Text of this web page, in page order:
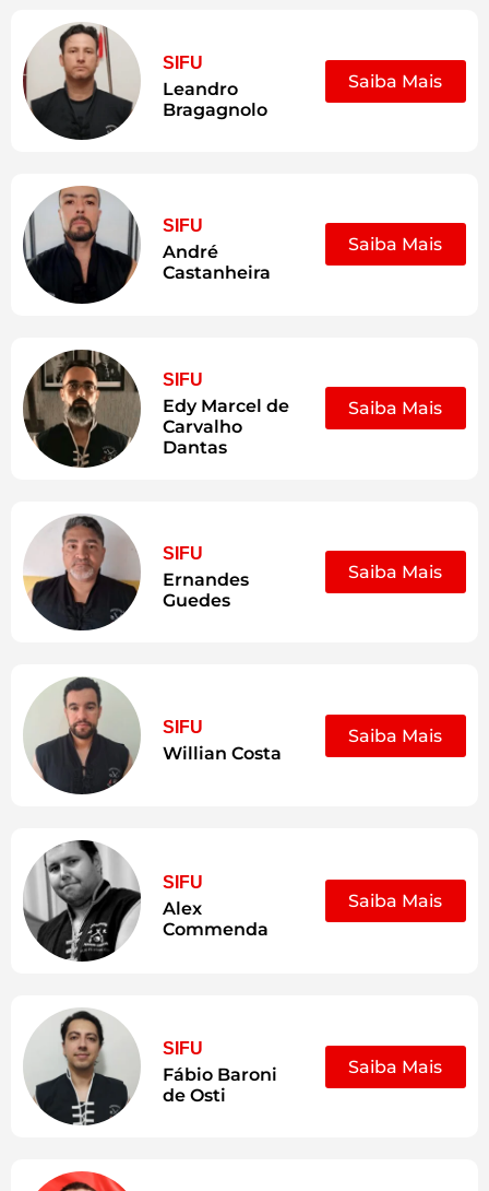
SIFU
Leandro
Bragagnolo
Saiba Mais
SIFU
André
Castanheira
Saiba Mais
SIFU
Edy Marcel de
Carvalho
Dantas
Saiba Mais
SIFU
Ernandes
Guedes
Saiba Mais
SIFU
Willian Costa
Saiba Mais
SIFU
Alex
Commenda
Saiba Mais
SIFU
Fábio Baroni
de Osti
Saiba Mais